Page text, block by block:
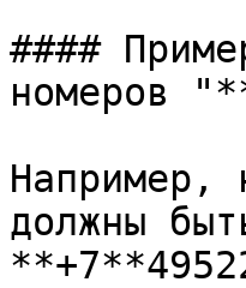
####
номеров
Например,
должны